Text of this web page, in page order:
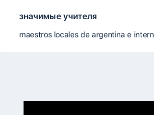
значимые учителя
maestros locales de argentina e